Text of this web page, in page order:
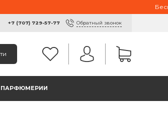
+7 (707) 729-57-77 Обратный звонок